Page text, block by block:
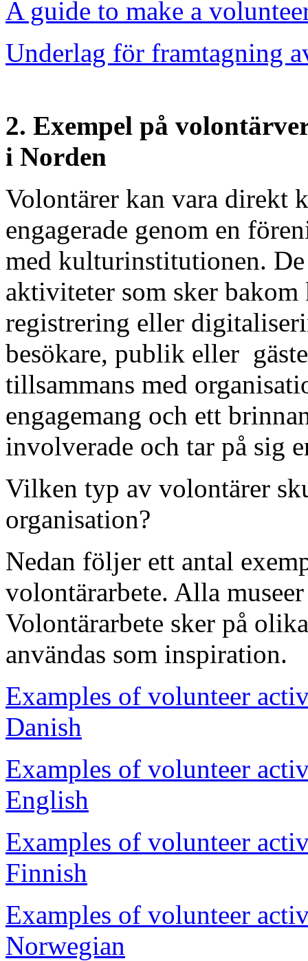
A guide to make a
Underlag för framtagning
2. Exempel på
i Norden
Volontärer kan vara direkt
engagerade genom en
med kulturinstitutionen. De
aktiviteter som sker
registrering eller
besökare, publik eller
tillsammans med
engagemang och ett
involverade och tar på sig
Vilken typ av volontärer
organisation?
Nedan följer ett antal
volontärarbete. Alla
Volontärarbete sker på
användas som inspiration.
Examples of volunteer
Danish
Examples of volunteer
English
Examples of volunteer
Finnish
Examples of volunteer
Norwegian